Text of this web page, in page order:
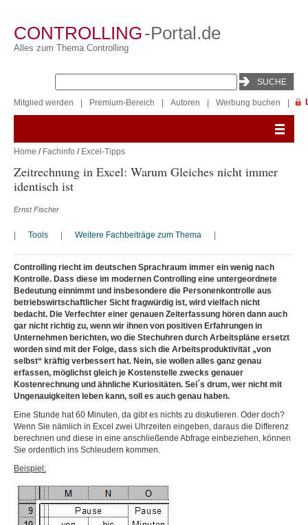
CONTROLLING-Portal.de
Alles zum Thema Controlling
Mitglied werden Premium-Bereich Autoren Werbung buchen
Home / Fachinfo / Excel-Tipps
Zeitrechnung in Excel: Warum Gleiches nicht immer
identisch ist
Ernst Fischer
Tools Weitere Fachbeiträge zum Thema
Controlling riecht im deutschen Sprachraum immer ein wenig nach
Kontrolle. Dass diese im modernen Controlling eine untergeordnete
Bedeutung einnimmt und insbesondere die Personenkontrolle aus
betriebswirtschaftlicher Sicht fragwürdig ist, wird vielfach nicht
bedacht. Die Verfechter einer genauen Zeiterfassung hören dann auch
gar nicht richtig zu, wenn wir ihnen von positiven Erfahrungen in
Unternehmen berichten, wo die Stechuhren durch Arbeitspläne ersetzt
worden sind mit der Folge, dass sich die Arbeitsproduktivität „von
selbst“ kräftig verbessert hat. Nein, sie wollen alles ganz genau
erfassen, möglichst gleich je Kostenstelle zwecks genauer
Kostenrechnung und ähnliche Kuriositäten. Sei´s drum, wer nicht mit
Ungenauigkeiten leben kann, soll es auch genau haben.
Eine Stunde hat 60 Minuten, da gibt es nichts zu diskutieren. Oder doch?
Wenn Sie nämlich in Excel zwei Uhrzeiten eingeben, daraus die Differenz
berechnen und diese in eine anschließende Abfrage einbeziehen, können
Sie ordentlich ins Schleudern kommen.
Beispiel: